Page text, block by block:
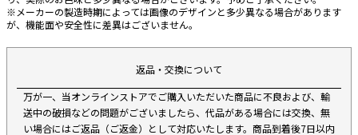
※メーカーの製造時期によっては画像のデザインと多少異なる場合があります
が、機能面や安全性に差異はございません。
返品・交換について
万が一、当オンラインストアでご購入いただいた商品に不良および、輸
送中の破損などの問題がございましたら、代品がある場合には交換、無
い場合にはご返品（ご返金）として対応いたします。商品到着後7日以内